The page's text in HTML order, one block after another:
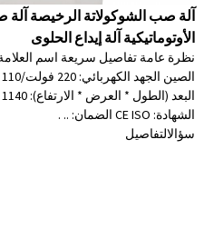
آلة صب الشوكولاتة الرخيصة آلة
الأوتوماتيكية آلة إيداع الحلوى
الشهادة: CE ISO الضمان: .. .
سؤالالتفاصيل